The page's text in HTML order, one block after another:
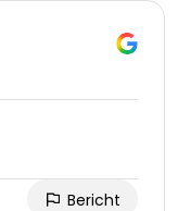
Bericht